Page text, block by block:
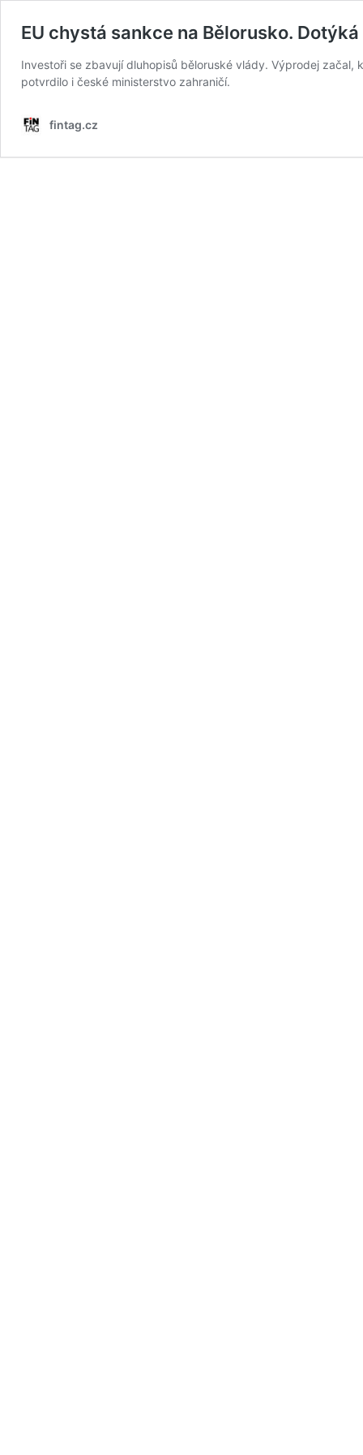
EU chystá sankce na Bělorusko.
Investoři se zbavují dluhopisů běloruské vlády. Výprodej
potvrdilo i české ministerstvo zahraničí.
fintag.cz